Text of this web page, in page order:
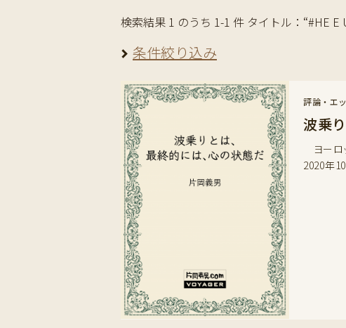
検索結果 1 のうち 1-1 件 タイトル：“#HE E
条件絞り込み
評論・エ
波乗
ヨーロ
2020年